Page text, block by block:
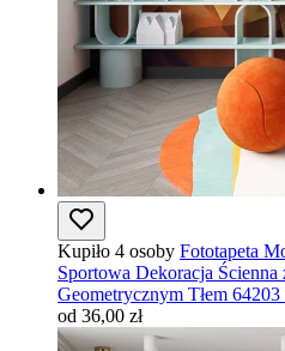
Kupiło 4 osoby Fototapeta
Sportowa Dekoracja
Geometrycznym Tłem 64203
od 36,00 zł